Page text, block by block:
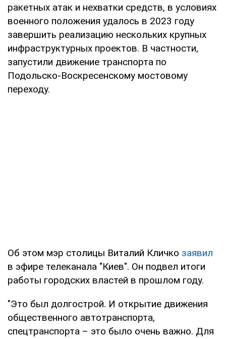
ракетных атак и нехватки средств, в условиях
военного положения удалось в 2023 году
завершить реализацию нескольких крупных
инфраструктурных проектов. В частности,
запустили движение транспорта по
Подольско-Воскресенскому мостовому
переходу.
Об этом мэр столицы Виталий Кличко заявил
в эфире телеканала "Киев". Он подвел итоги
работы городских властей в прошлом году.
"Это был долгострой. И открытие движения
общественного автотранспорта,
спецтранспорта – это было очень важно. Для